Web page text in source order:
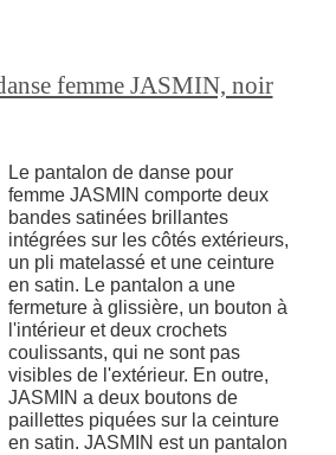
femme JASMIN, noir
Le pantalon de danse pour
femme JASMIN comporte deux
bandes satinées brillantes
intégrées sur les côtés extérieurs,
un pli matelassé et une ceinture
en satin. Le pantalon a une
fermeture à glissière, un bouton à
l'intérieur et deux crochets
coulissants, qui ne sont pas
visibles de l'extérieur. En outre,
JASMIN a deux boutons de
paillettes piquées sur la ceinture
en satin. JASMIN est un pantalon